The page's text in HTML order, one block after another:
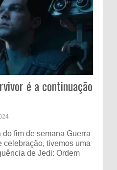
é a continuação
fim de semana Guerra
celebração, tivemos uma
de Jedi: Ordem